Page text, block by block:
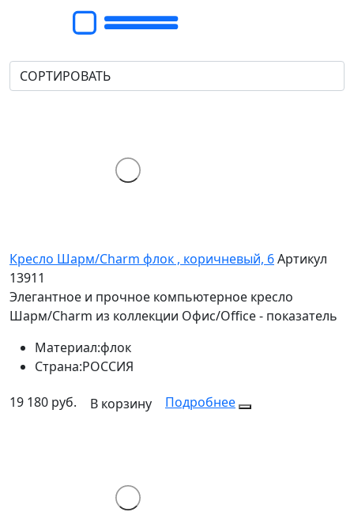
Кресло Шарм/Charm флок , коричневый, 6Артикул
13911
Элегантное и прочное компьютерное кресло
Шарм/Charm из коллекции Офис/Office - показатель
Материал:флок
Страна:РОССИЯ
19 180 руб. В корзину Подробнее